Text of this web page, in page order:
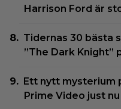
Harrison Ford är
Tidernas 30 bästa
”The Dark Knight”
Ett nytt mysterium
Prime Video just nu